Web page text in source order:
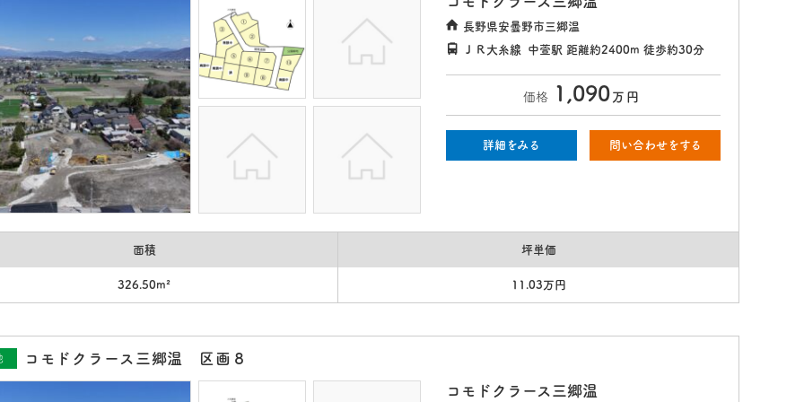
長野県安曇野市三郷温
ＪＲ大糸線
中萱駅 距離約2400m 徒歩約30分
価格 1,090 万 円
詳細をみる 問い合わせをする
面積 坪単価
326.50m² 11.03万円
コモドクラース三郷温 区画８
コモドクラース三郷温